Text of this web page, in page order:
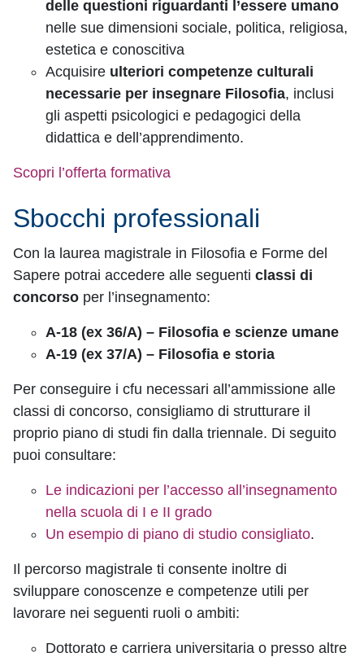
delle questioni riguardanti l’essere umano
nelle sue dimensioni sociale, politica, religiosa,
estetica e conoscitiva
Acquisire ulteriori competenze culturali
necessarie per insegnare Filosofia, inclusi
gli aspetti psicologici e pedagogici della
didattica e dell’apprendimento.
Scopri l’offerta formativa
Sbocchi professionali
Con la laurea magistrale in Filosofia e Forme del
Sapere potrai accedere alle seguenti classi di
concorso per l’insegnamento:
A-18 (ex 36/A) – Filosofia e scienze umane
A-19 (ex 37/A) – Filosofia e storia
Per conseguire i cfu necessari all’ammissione alle
classi di concorso, consigliamo di strutturare il
proprio piano di studi fin dalla triennale. Di seguito
puoi consultare:
Le indicazioni per l’accesso all’insegnamento
nella scuola di I e II grado
Un esempio di piano di studio consigliato.
Il percorso magistrale ti consente inoltre di
sviluppare conoscenze e competenze utili per
lavorare nei seguenti ruoli o ambiti:
Dottorato e carriera universitaria o presso altre